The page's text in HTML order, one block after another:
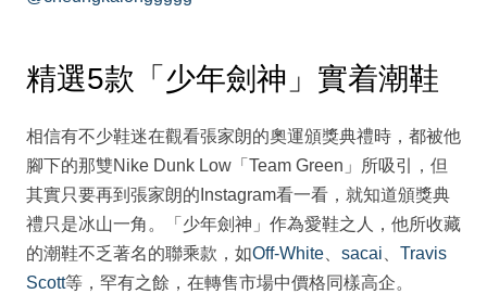
精選5款「少年劍神」實着潮鞋
相信有不少鞋迷在觀看張家朗的奧運頒獎典禮時，都被他
腳下的那雙Nike Dunk Low「Team Green」所吸引，但
其實只要再到張家朗的Instagram看一看，就知道頒獎典
禮只是冰山一角。「少年劍神」作為愛鞋之人，他所收藏
的潮鞋不乏著名的聯乘款，如Off-White sacai
Travis
Scott等，罕有之餘，在轉售市場中價格同樣高企。